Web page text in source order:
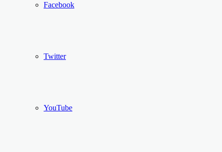
Facebook
Twitter
YouTube